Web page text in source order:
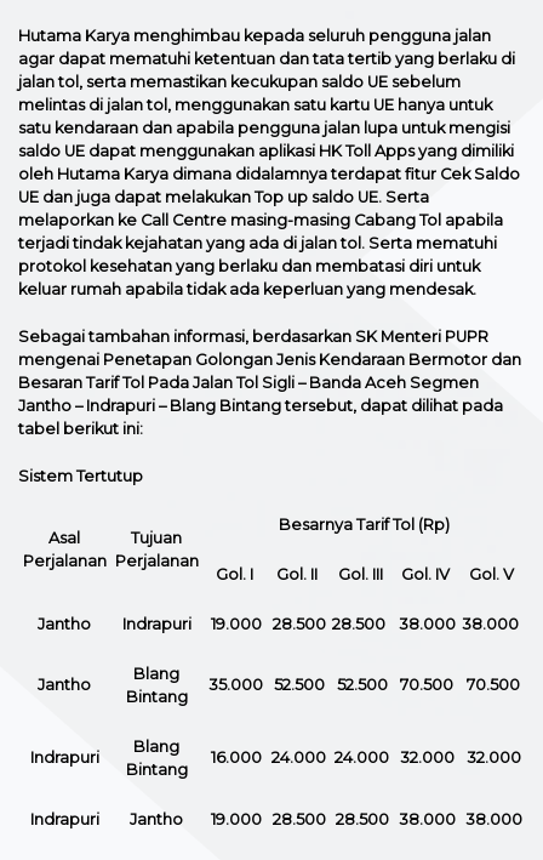
Hutama Karya menghimbau kepada seluruh pengguna jalan
agar dapat mematuhi ketentuan dan tata tertib yang berlaku di
jalan tol, serta memastikan kecukupan saldo UE sebelum
melintas di jalan tol, menggunakan satu kartu UE hanya untuk
satu kendaraan dan apabila pengguna jalan lupa untuk mengisi
saldo UE dapat menggunakan aplikasi HK Toll Apps yang dimiliki
oleh Hutama Karya dimana didalamnya terdapat fitur Cek Saldo
UE dan juga dapat melakukan Top up saldo UE. Serta
melaporkan ke Call Centre masing-masing Cabang Tol apabila
terjadi tindak kejahatan yang ada di jalan tol. Serta mematuhi
protokol kesehatan yang berlaku dan membatasi diri untuk
keluar rumah apabila tidak ada keperluan yang mendesak.
Sebagai tambahan informasi, berdasarkan SK Menteri PUPR
mengenai Penetapan Golongan Jenis Kendaraan Bermotor dan
Besaran Tarif Tol Pada Jalan Tol Sigli – Banda Aceh Segmen
Jantho – Indrapuri – Blang Bintang tersebut, dapat dilihat pada
tabel berikut ini:
Sistem Tertutup
Asal
Perjalanan
Tujuan
Perjalanan
Besarnya Tarif Tol (Rp)
Gol. I Gol. II Gol. III Gol. IV Gol. V
Jantho Indrapuri 19.000 28.500 28.500 38.000 38.000
Jantho
Blang
Bintang
35.000 52.500 52.500 70.500 70.500
Indrapuri
Blang
Bintang
16.000 24.000 24.000 32.000 32.000
Indrapuri Jantho 19.000 28.500 28.500 38.000 38.000